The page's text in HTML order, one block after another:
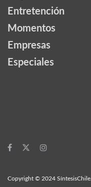
Entretención
Momentos
Empresas
Especiales
Copyright © 2024 SíntesisChile.